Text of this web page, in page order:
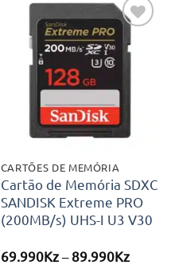
Adicionar
aos meus
desejos
CARTÕES DE MEMÓRIA
Cartão de Memória SDXC
SANDISK Extreme PRO
(200MB/s) UHS-I U3 V30
69.990Kz – 89.990KzPrice